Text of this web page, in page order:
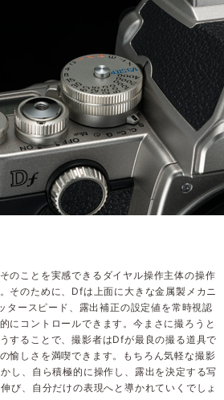
のことを実感できるダイヤル操作主体の操作
そのために、Dfは上面に大きな金属製メカニ
タースピード、露出補正の設定値を常時視認
にコントロールできます。今まさに撮ろうと
することで、撮影者はDfが最良の撮る道具で
愉しさを満喫できます。もちろん気軽な撮影
し、自ら積極的に操作し、露出を決定する写
び、自分だけの表現へと導かれていくでしょ